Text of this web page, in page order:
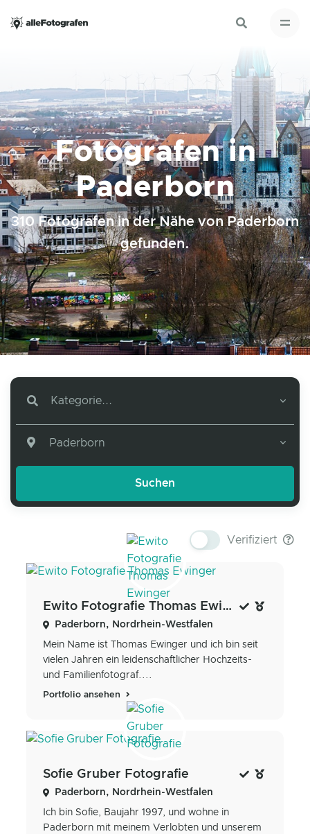
Fotografen in
Paderborn
310 Fotografen in der Nähe von Paderborn
gefunden.
Kategorie...
Paderborn
Verifiziert
Ewito Fotografie Thomas Ewinger
Paderborn, Nordrhein-Westfalen
Mein Name ist Thomas Ewinger und ich bin seit
vielen Jahren ein leidenschaftlicher Hochzeits-
und Familienfotograf....
Portfolio ansehen
Sofie Gruber Fotografie
Paderborn, Nordrhein-Westfalen
Ich bin Sofie, Baujahr 1997, und wohne in
Paderborn mit meinem Verlobten und unserem